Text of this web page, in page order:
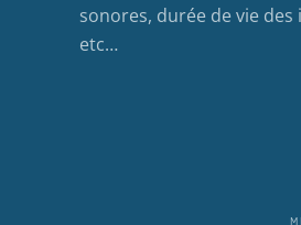
sonores, durée de vie
etc…